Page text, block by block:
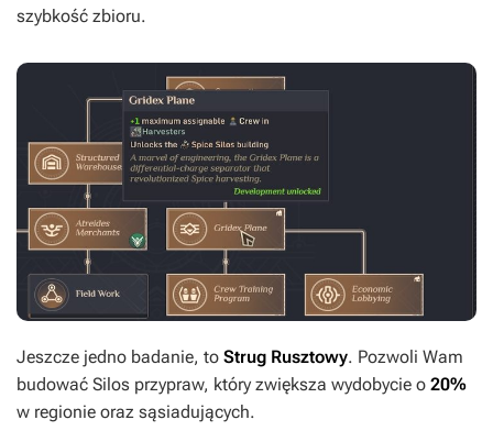
szybkość zbioru.
Jeszcze jedno badanie, to Strug Rusztowy. Pozwoli Wam
budować Silos przypraw, który zwiększa wydobycie o 20%
w regionie oraz sąsiadujących.